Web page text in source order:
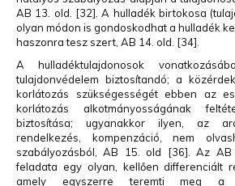
AB 13. old. [32]. A hulladék birtokosa
olyan módon is gondoskodhat a hulladék
haszonra tesz szert, AB 14. old. [34].
A hulladéktulajdonosok
tulajdonvédelem biztosítandó; a
korlátozás szükségességét ebben az
korlátozás alkotmányosságának
biztosítása; ugyanakkor ilyen, az
rendelkezés, kompenzáció, nem
szabályozásból, AB 15. old [36]. Az AB
feladata egy olyan, kellően differenciált
amely egyszerre teremti meg a